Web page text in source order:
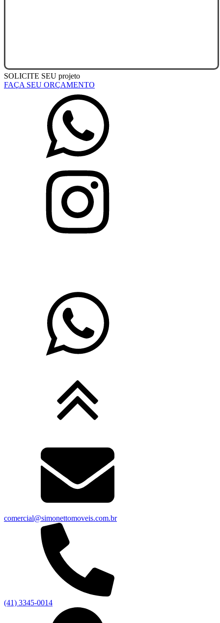
SOLICITE SEU projeto
FAÇA SEU ORÇAMENTO
comercial@simonettomoveis.com.br
(41) 3345-0014